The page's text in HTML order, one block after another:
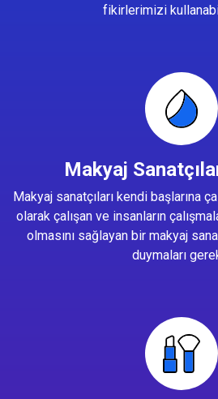
fikirlerimizi
Makyaj
Makyaj sanatçıları kendi başlarına
olarak çalışan ve insanların
olmasını sağlayan bir makyaj
duymaları